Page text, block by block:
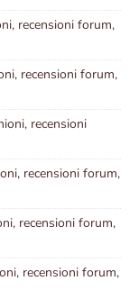
recensioni forum,
recensioni forum,
recensioni
recensioni forum,
recensioni forum,
recensioni forum,